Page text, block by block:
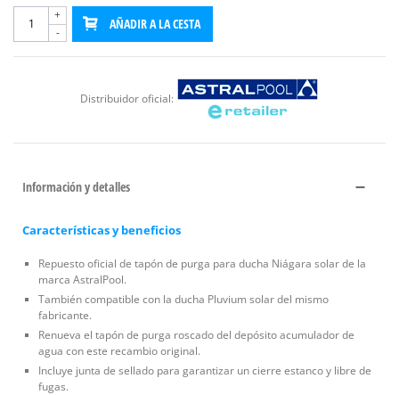
-
+
AÑADIR A LA CESTA
Distribuidor oficial:
Información y detalles
Características y beneficios
Repuesto oficial de tapón de purga para ducha Niágara solar de la
marca AstralPool.
También compatible con la ducha Pluvium solar del mismo
fabricante.
Renueva el tapón de purga roscado del depósito acumulador de
agua con este recambio original.
Incluye junta de sellado para garantizar un cierre estanco y libre de
fugas.